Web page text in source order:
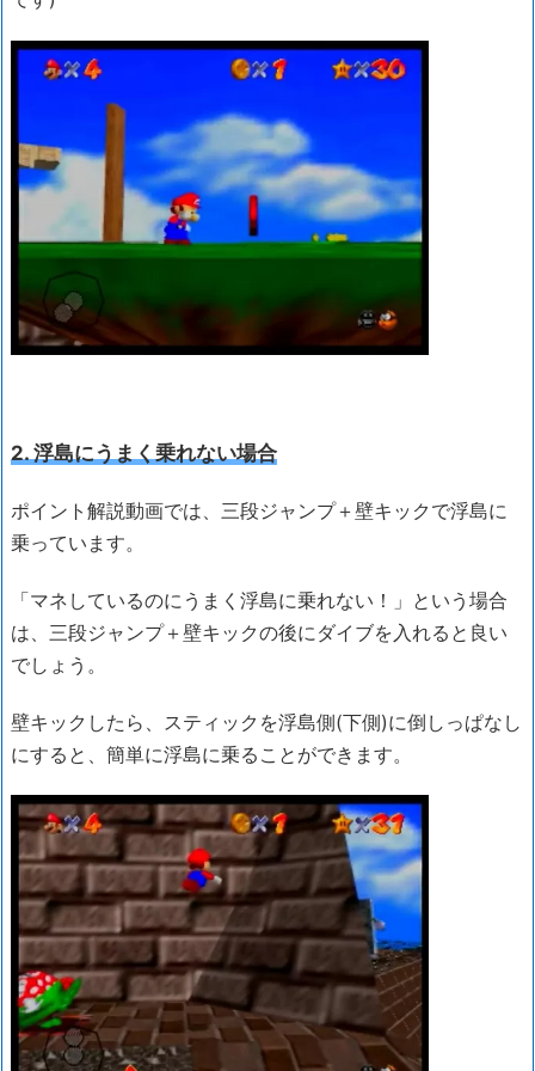
2. 浮島にうまく乗れない場合
ポイント解説動画では、三段ジャンプ＋壁キックで浮島に
乗っています。
「マネしているのにうまく浮島に乗れない！」という場合
は、三段ジャンプ＋壁キックの後にダイブを入れると良い
でしょう。
壁キックしたら、スティックを浮島側(下側)に倒しっぱなし
にすると、簡単に浮島に乗ることができます。